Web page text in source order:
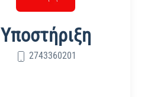
Υποστήριξη
2743360201